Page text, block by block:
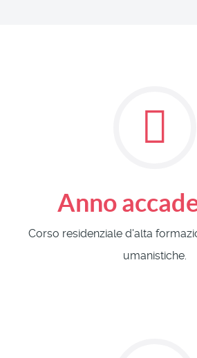
Anno
Corso residenziale d'alta
umanistiche.